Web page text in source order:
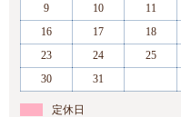
9
10 11
16
17 18
23
24 25
30
31
定休日